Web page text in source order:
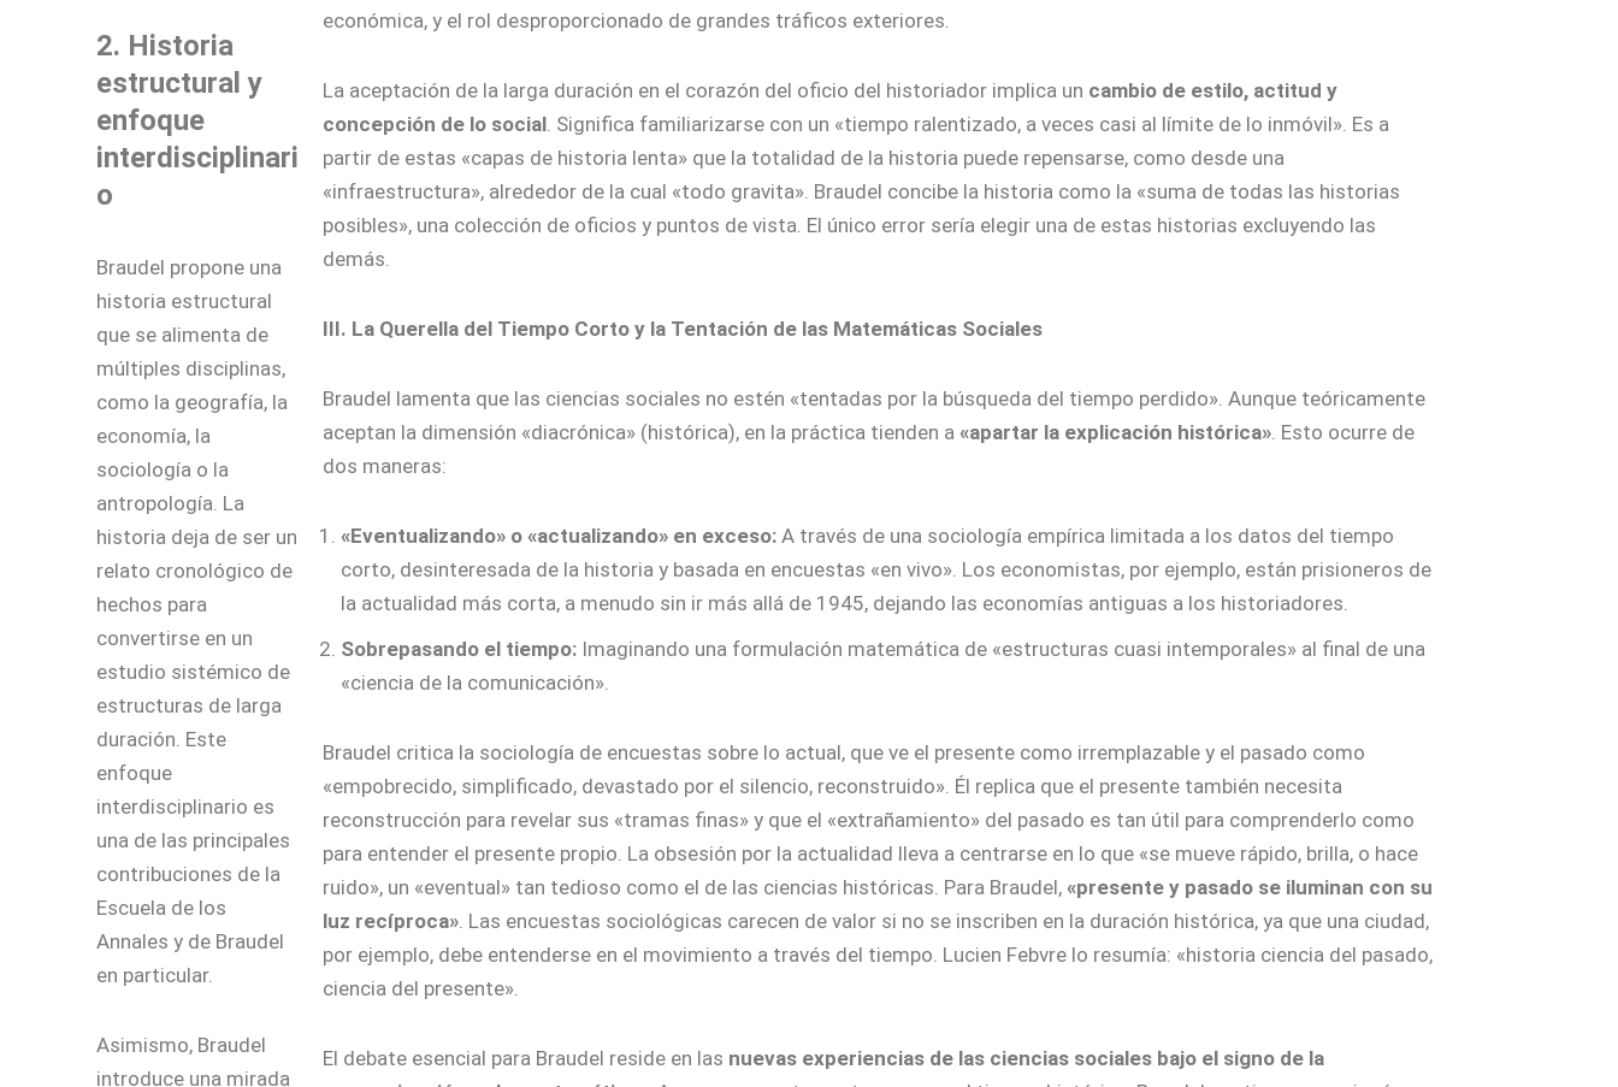
2. Historia
estructural y
enfoque
interdisciplinari
o
Braudel propone una
historia estructural
que se alimenta de
múltiples disciplinas,
como la geografía, la
economía, la
sociología o la
antropología. La
historia deja de ser un
relato cronológico de
hechos para
convertirse en un
estudio sistémico de
estructuras de larga
duración. Este
enfoque
interdisciplinario es
una de las principales
contribuciones de la
Escuela de los
Annales y de Braudel
en particular.
Asimismo, Braudel
introduce una mirada
económica, y el rol desproporcionado de grandes tráficos exteriores.
La aceptación de la larga duración en el corazón del oficio del historiador implica un cambio de estilo, actitud y
concepción de lo social. Significa familiarizarse con un «tiempo ralentizado, a veces casi al límite de lo inmóvil». Es a
partir de estas «capas de historia lenta» que la totalidad de la historia puede repensarse, como desde una
«infraestructura», alrededor de la cual «todo gravita». Braudel concibe la historia como la «suma de todas las historias
posibles», una colección de oficios y puntos de vista. El único error sería elegir una de estas historias excluyendo las
demás.
III. La Querella del Tiempo Corto y la Tentación de las Matemáticas Sociales
Braudel lamenta que las ciencias sociales no estén «tentadas por la búsqueda del tiempo perdido». Aunque teóricamente
aceptan la dimensión «diacrónica» (histórica), en la práctica tienden a«apartar la explicación histórica». Esto ocurre de
dos maneras:
«Eventualizando» o «actualizando» en exceso: A través de una sociología empírica limitada a los datos del tiempo
corto, desinteresada de la historia y basada en encuestas «en vivo». Los economistas, por ejemplo, están prisioneros de
la actualidad más corta, a menudo sin ir más allá de 1945, dejando las economías antiguas a los historiadores.
Sobrepasando el tiempo: Imaginando una formulación matemática de «estructuras cuasi intemporales» al final de una
«ciencia de la comunicación».
Braudel critica la sociología de encuestas sobre lo actual, que ve el presente como irremplazable y el pasado como
«empobrecido, simplificado, devastado por el silencio, reconstruido». Él replica que el presente también necesita
reconstrucción para revelar sus «tramas finas» y que el «extrañamiento» del pasado es tan útil para comprenderlo como
para entender el presente propio. La obsesión por la actualidad lleva a centrarse en lo que «se mueve rápido, brilla, o hace
ruido», un «eventual» tan tedioso como el de las ciencias históricas. Para Braudel,«presente y pasado se iluminan con su
luz recíproca». Las encuestas sociológicas carecen de valor si no se inscriben en la duración histórica, ya que una ciudad,
por ejemplo, debe entenderse en el movimiento a través del tiempo. Lucien Febvre lo resumía: «historia ciencia del pasado,
ciencia del presente».
El debate esencial para Braudel reside en las nuevas experiencias de las ciencias sociales bajo el signo de la